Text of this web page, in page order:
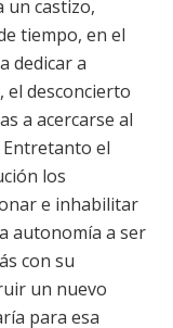
un castizo,
tiempo, en el
dedicar a
desconcierto
a acercarse al
Entretanto el
los
e inhabilitar
autonomía a ser
con su
un nuevo
para esa